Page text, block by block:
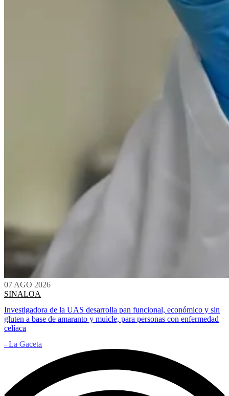
07 AGO 2026
SINALOA
Investigadora de la UAS desarrolla pan funcional, económico y sin
gluten a base de amaranto y muicle, para personas con enfermedad
celíaca
- La Gaceta